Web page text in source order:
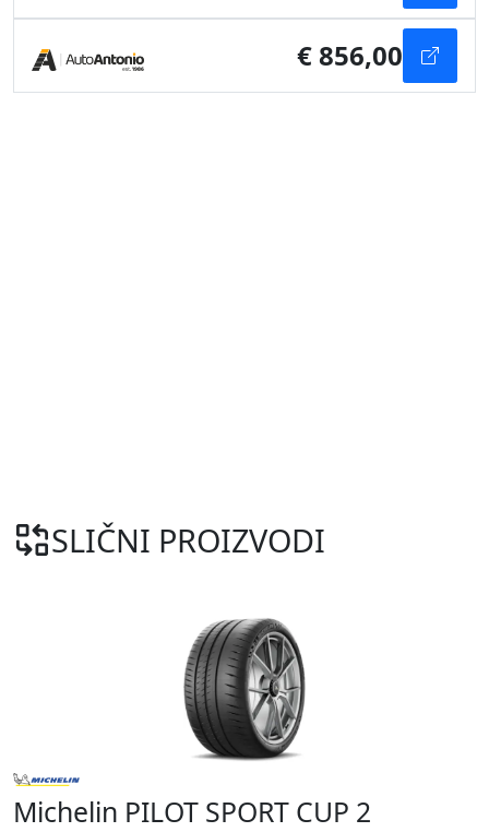
€ 856,00
SLIČNI PROIZVODI
Michelin PILOT SPORT CUP 2